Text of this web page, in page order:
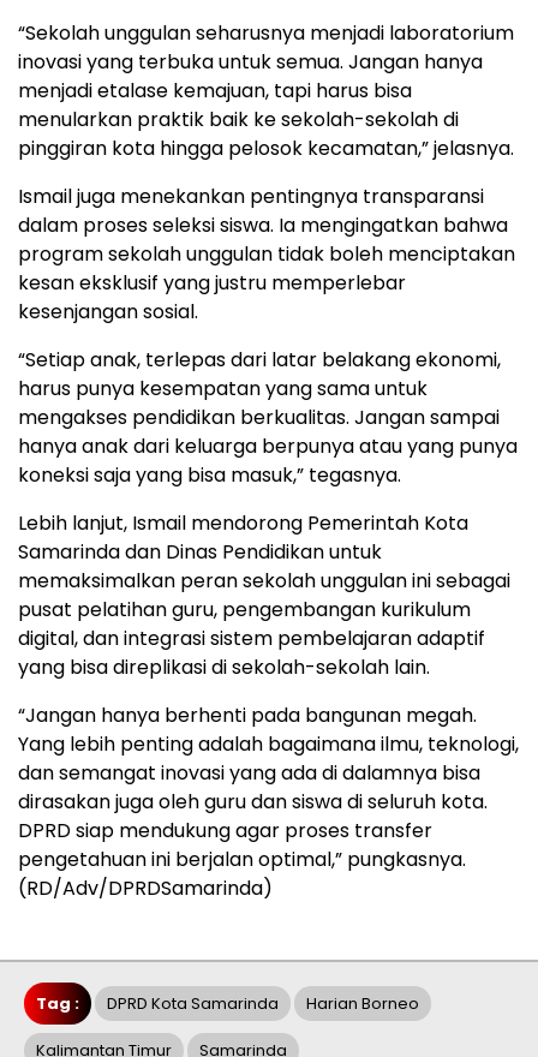
“Sekolah unggulan seharusnya menjadi laboratorium
inovasi yang terbuka untuk semua. Jangan hanya
menjadi etalase kemajuan, tapi harus bisa
menularkan praktik baik ke sekolah-sekolah di
pinggiran kota hingga pelosok kecamatan,” jelasnya.
Ismail juga menekankan pentingnya transparansi
dalam proses seleksi siswa. Ia mengingatkan bahwa
program sekolah unggulan tidak boleh menciptakan
kesan eksklusif yang justru memperlebar
kesenjangan sosial.
“Setiap anak, terlepas dari latar belakang ekonomi,
harus punya kesempatan yang sama untuk
mengakses pendidikan berkualitas. Jangan sampai
hanya anak dari keluarga berpunya atau yang punya
koneksi saja yang bisa masuk,” tegasnya.
Lebih lanjut, Ismail mendorong Pemerintah Kota
Samarinda dan Dinas Pendidikan untuk
memaksimalkan peran sekolah unggulan ini sebagai
pusat pelatihan guru, pengembangan kurikulum
digital, dan integrasi sistem pembelajaran adaptif
yang bisa direplikasi di sekolah-sekolah lain.
“Jangan hanya berhenti pada bangunan megah.
Yang lebih penting adalah bagaimana ilmu, teknologi,
dan semangat inovasi yang ada di dalamnya bisa
dirasakan juga oleh guru dan siswa di seluruh kota.
DPRD siap mendukung agar proses transfer
pengetahuan ini berjalan optimal,” pungkasnya.
(RD/Adv/DPRDSamarinda)
Tag : DPRD Kota Samarinda Harian Borneo
Kalimantan Timur Samarinda